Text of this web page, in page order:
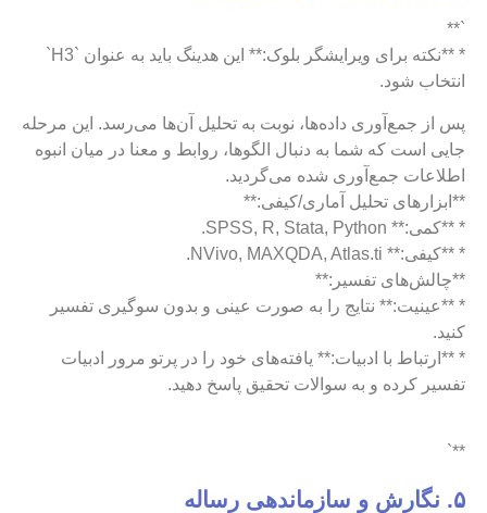
`**
* **نکته برای ویرایشگر بلوک:** این هدینگ باید به عنوان `H3`
انتخاب شود.
پس از جمع‌آوری داده‌ها، نوبت به تحلیل آن‌ها می‌رسد. این مرحله
جایی است که شما به دنبال الگوها، روابط و معنا در میان انبوه
اطلاعات جمع‌آوری شده می‌گردید.
**ابزارهای تحلیل آماری/کیفی:**
* **کمی:** SPSS, R, Stata, Python.
* **کیفی:** NVivo, MAXQDA, Atlas.ti.
**چالش‌های تفسیر:**
* **عینیت:** نتایج را به صورت عینی و بدون سوگیری تفسیر
کنید.
* **ارتباط با ادبیات:** یافته‌های خود را در پرتو مرور ادبیات
تفسیر کرده و به سوالات تحقیق پاسخ دهید.
**`
۵. نگارش و سازماندهی رساله